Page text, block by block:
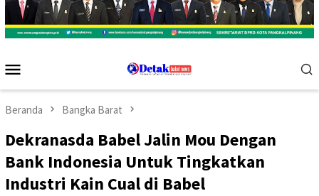
Mobile
Beranda Bangka Barat
Dekranasda Babel Jalin Mou Dengan
Bank Indonesia Untuk Tingkatkan
Industri Kain Cual di Babel